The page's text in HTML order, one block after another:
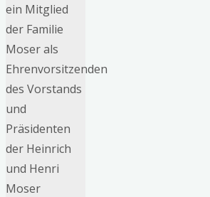
ein Mitglied
der Familie
Moser als
Ehrenvorsitzenden
des Vorstands
und
Präsidenten
der Heinrich
und Henri
Moser